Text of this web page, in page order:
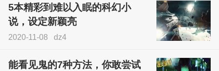
5本精彩到难以入眠的科幻小
说，设定新颖亮
2020-11-08 dz4
能看见鬼的7种方法，你敢尝试